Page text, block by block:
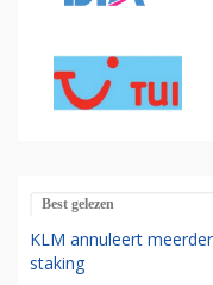
Best gelezen
KLM annuleert
staking